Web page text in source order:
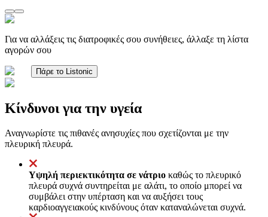
Για να αλλάξεις τις διατροφικές σου συνήθειες, άλλαξε τη λίστα
αγορών σου
Πάρε το Listonic
Κίνδυνοι για την υγεία
Αναγνωρίστε τις πιθανές ανησυχίες που σχετίζονται με την
πλευρική πλευρά.
Υψηλή περιεκτικότητα σε νάτριο καθώς το πλευρικό
πλευρά συχνά συντηρείται με αλάτι, το οποίο μπορεί να
συμβάλει στην υπέρταση και να αυξήσει τους
καρδιοαγγειακούς κινδύνους όταν καταναλώνεται συχνά.